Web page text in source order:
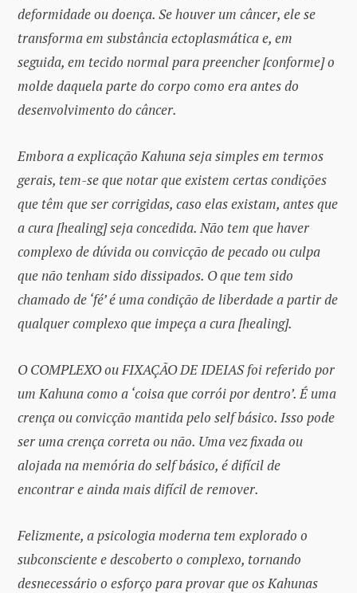
deformidade ou doença. Se houver um câncer, ele se
transforma em substância ectoplasmática e, em
seguida, em tecido normal para preencher [conforme] o
molde daquela parte do corpo como era antes do
desenvolvimento do câncer.
Embora a explicação Kahuna seja simples em termos
gerais, tem-se que notar que existem certas condições
que têm que ser corrigidas, caso elas existam, antes que
a cura [healing] seja concedida. Não tem que haver
complexo de dúvida ou convicção de pecado ou culpa
que não tenham sido dissipados. O que tem sido
chamado de ‘fé’ é uma condição de liberdade a partir de
qualquer complexo que impeça a cura [healing].
O COMPLEXO ou FIXAÇÃO DE IDEIAS foi referido por
um Kahuna como a ‘coisa que corrói por dentro’. É uma
crença ou convicção mantida pelo self básico. Isso pode
ser uma crença correta ou não. Uma vez fixada ou
alojada na memória do self básico, é difícil de
encontrar e ainda mais difícil de remover.
Felizmente, a psicologia moderna tem explorado o
subconsciente e descoberto o complexo, tornando
desnecessário o esforço para provar que os Kahunas